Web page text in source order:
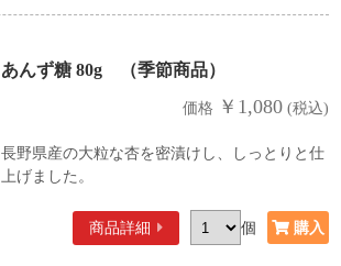
あんず糖 80g （季節商品）
価格 ￥1,080(税込)
長野県産の大粒な杏を密漬けし、しっとりと仕
上げました。
商品詳細 個